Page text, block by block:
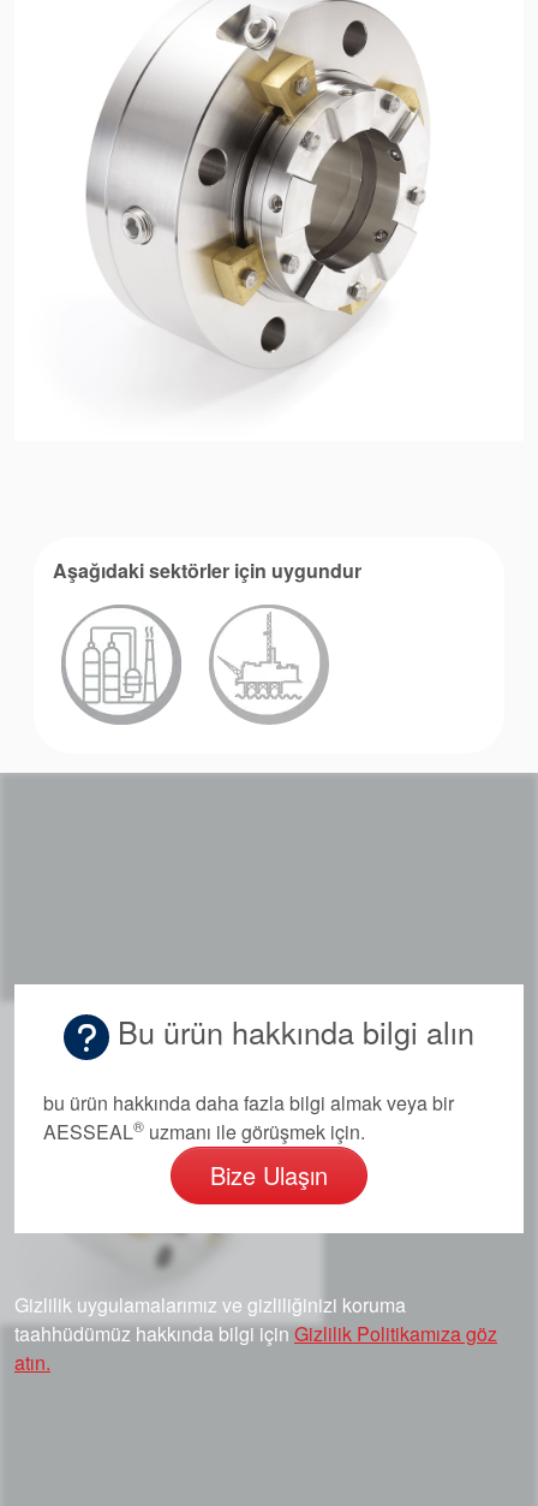
Aşağıdaki sektörler için uygundur
Bu ürün hakkında bilgi alın
bu ürün hakkında daha fazla bilgi almak veya bir
AESSEAL® uzmanı ile görüşmek için.
Bize Ulaşın
Gizlilik uygulamalarımız ve gizliliğinizi koruma
taahhüdümüz hakkında bilgi için Gizlilik Politikamıza göz
atın.